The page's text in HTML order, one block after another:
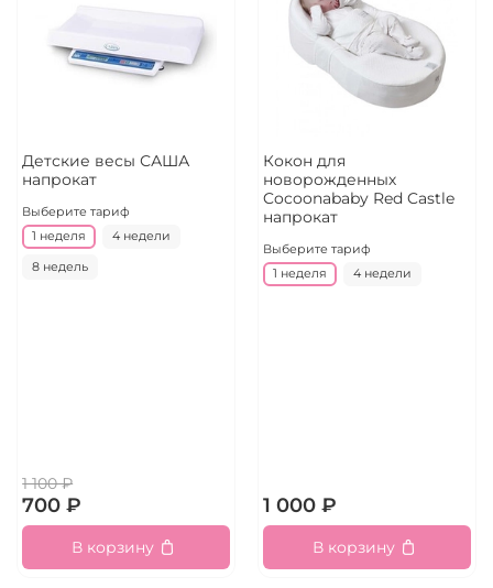
Детские весы САША
напрокат
Выберите тариф
1 неделя
4 недели
8 недель
1 100 ₽
700 ₽
В корзину
Кокон для
новорожденных
Cocoonababy Red Castle
напрокат
Выберите тариф
1 неделя
4 недели
1 000 ₽
В корзину